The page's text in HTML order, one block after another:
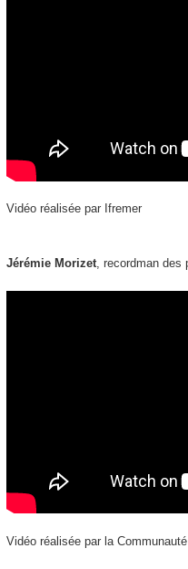
Vidéo réalisée par Ifremer
Jérémie Morizet, recordman des
Vidéo réalisée par la